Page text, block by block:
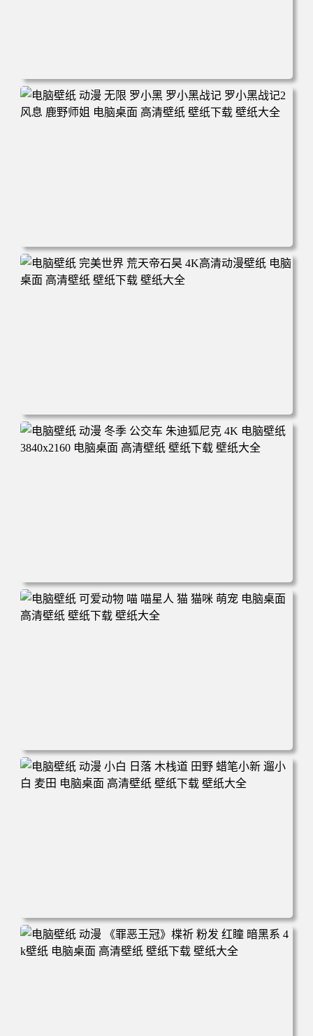
电脑壁纸 柯南和小兰背靠背 夕阳 日落 4K动漫壁纸 电脑桌
面 高清壁纸 壁纸下载 壁纸大全
电脑壁纸 动漫 无限 罗小黑 罗小黑战记 罗小黑战记2 风息
鹿野师姐 电脑桌面 高清壁纸 壁纸下载 壁纸大全
电脑壁纸 完美世界 荒天帝石昊 4K高清动漫壁纸 电脑桌面
高清壁纸 壁纸下载 壁纸大全
电脑壁纸 动漫 冬季 公交车 朱迪狐尼克 4K 电脑壁纸 3840x2
160 电脑桌面 高清壁纸 壁纸下载 壁纸大全
电脑壁纸 可爱动物 喵 喵星人 猫 猫咪 萌宠 电脑桌面 高清壁
纸 壁纸下载 壁纸大全
电脑壁纸 动漫 小白 日落 木栈道 田野 蜡笔小新 遛小白 麦田
电脑桌面 高清壁纸 壁纸下载 壁纸大全